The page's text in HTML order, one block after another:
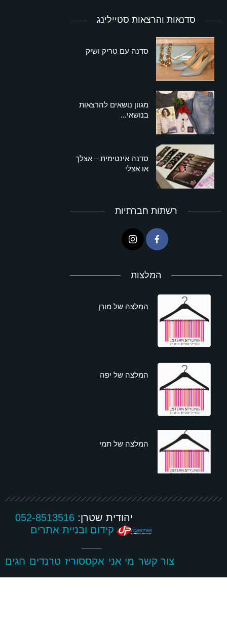
סדנאות והרצאות סטיילינג
סדנה עם טריק ושיק
מגוון נושאים להרצאות
בנושאי...
סדנה אינטימית – אצלך
או אצלי
רשתות חברתיות
המלצות
המלצה של מורן
המלצה של יפה
המלצה של תמי
יהודית שטרן:052-8513516
קידום ובניית אתרים
צור קשר מי אני אקססוריז טרנדים חגים